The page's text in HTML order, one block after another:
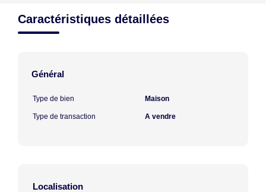
Caractéristiques détaillées
Général
Type de bien Maison
Type de transaction A vendre
Localisation